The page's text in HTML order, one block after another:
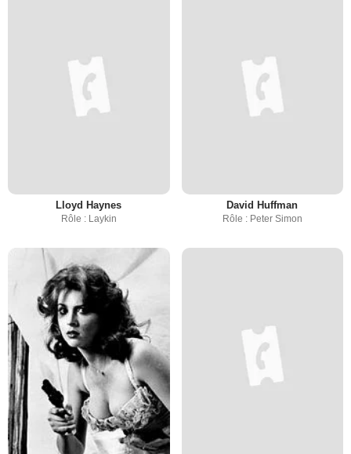
Lloyd Haynes
Rôle : Laykin
David Huffman
Rôle : Peter Simon